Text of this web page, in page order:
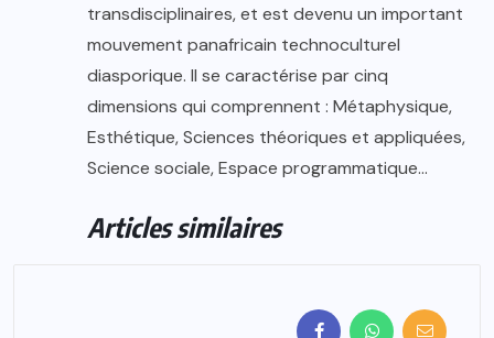
transdisciplinaires, et est devenu un important
mouvement panafricain technoculturel
diasporique. Il se caractérise par cinq
dimensions qui comprennent : Métaphysique,
Esthétique, Sciences théoriques et appliquées,
Science sociale, Espace programmatique…
Articles similaires